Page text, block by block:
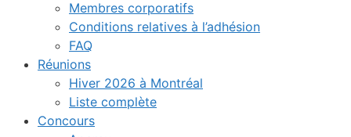
Membres corporatifs
Conditions relatives à l’adhésion
FAQ
Réunions
Hiver 2026 à Montréal
Liste complète
Concours